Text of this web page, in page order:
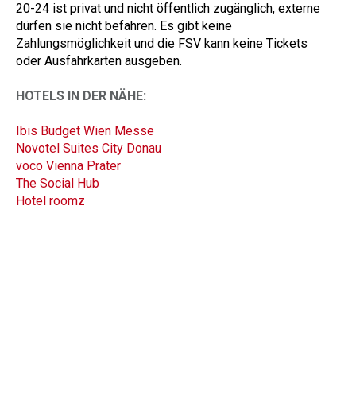
20-24 ist privat und nicht öffentlich zugänglich, externe
dürfen sie nicht befahren. Es gibt keine
Zahlungsmöglichkeit und die FSV kann keine Tickets
oder Ausfahrkarten ausgeben.
HOTELS IN DER NÄHE:
Ibis Budget Wien Messe
Novotel Suites City Donau
voco Vienna Prater
The Social Hub
Hotel roomz